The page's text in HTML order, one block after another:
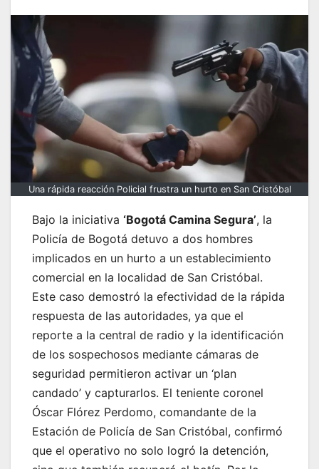
Una rápida reacción Policial frustra un hurto en San Cristóbal
Bajo la iniciativa ‘Bogotá Camina Segura’, la
Policía de Bogotá detuvo a dos hombres
implicados en un hurto a un establecimiento
comercial en la localidad de San Cristóbal.
Este caso demostró la efectividad de la rápida
respuesta de las autoridades, ya que el
reporte a la central de radio y la identificación
de los sospechosos mediante cámaras de
seguridad permitieron activar un ‘plan
candado’ y capturarlos. El teniente coronel
Óscar Flórez Perdomo, comandante de la
Estación de Policía de San Cristóbal, confirmó
que el operativo no solo logró la detención,